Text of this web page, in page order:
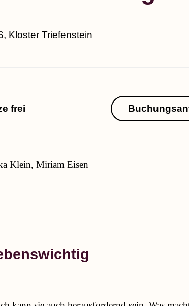
Kloster Triefenstein
frei
Klein, Miriam Eisen